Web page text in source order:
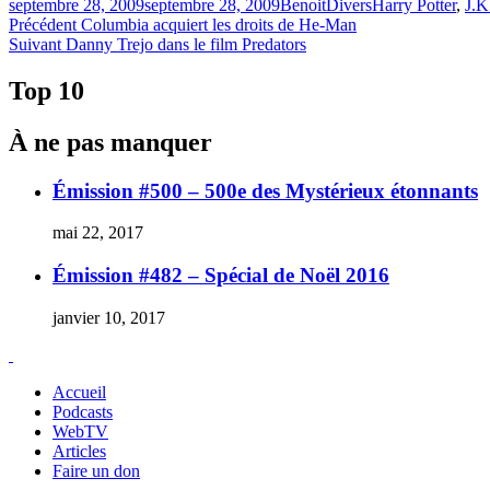
le
septembre 28, 2009septembre 28, 2009BenoitDiversHarry Potter,
Navigation
de
l'article
Précédent Article
précédent :
Columbia acquiert les droits de He-Man
Suivant Article
Danny Trejo dans le film Predators
Top 10
À ne pas manquer
Émission #500 – 500e des Mystérieux étonnants
mai 22, 2017
Émission #482 – Spécial de Noël 2016
janvier 10, 2017
Accueil
Podcasts
WebTV
Articles
Faire un don